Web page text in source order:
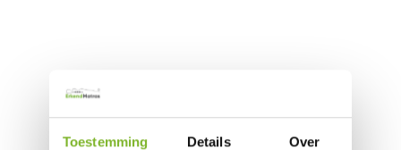
Toestemming Details Over